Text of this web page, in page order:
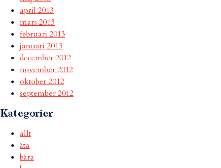
april 2013
mars 2013
februari 2013
januari 2013
december 2012
november 2012
oktober 2012
september 2012
Kategorier
allt
äta
bära